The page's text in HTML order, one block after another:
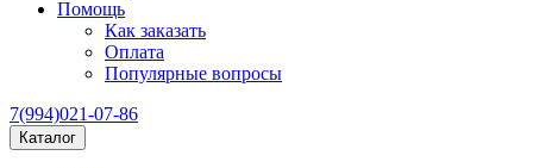
Помощь
Как заказать
Оплата
Популярные вопросы
7(994)021-07-86
Каталог